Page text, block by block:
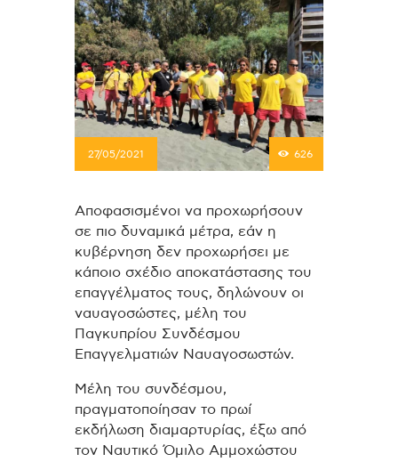
27/05/2021 626
Αποφασισμένοι να προχωρήσουν
σε πιο δυναμικά μέτρα, εάν η
κυβέρνηση δεν προχωρήσει με
κάποιο σχέδιο αποκατάστασης του
επαγγέλματος τους, δηλώνουν οι
ναυαγοσώστες, μέλη του
Παγκυπρίου Συνδέσμου
Επαγγελματιών Ναυαγοσωστών.
Μέλη του συνδέσμου,
πραγματοποίησαν το πρωί
εκδήλωση διαμαρτυρίας, έξω από
τον Ναυτικό Όμιλο Αμμοχώστου